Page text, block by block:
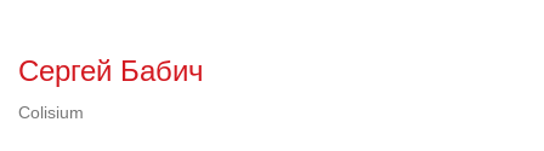
Сергей Бабич
Colisium